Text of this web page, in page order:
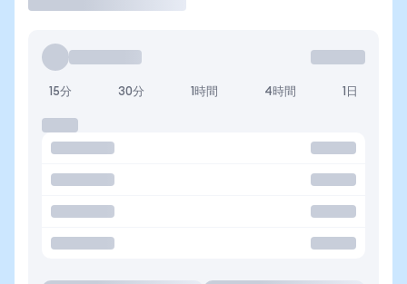
15分 30分 1時間 4時間 1日